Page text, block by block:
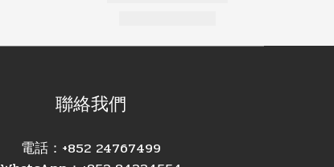
聯絡我們
電話：+852 24767499